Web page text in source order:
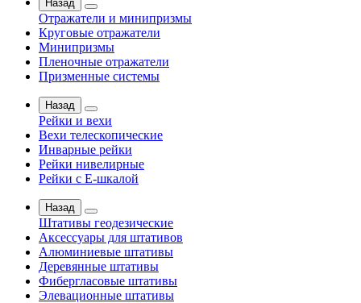
Назад
Отражатели и минипризмы
Круговые отражатели
Минипризмы
Пленочные отражатели
Призменные системы
Назад
Рейки и вехи
Вехи телескопические
Инварные рейки
Рейки нивелирные
Рейки с Е-шкалой
Назад
Штативы геодезические
Аксессуары для штативов
Алюминиевые штативы
Деревянные штативы
Фибергласовые штативы
Элевационные штативы